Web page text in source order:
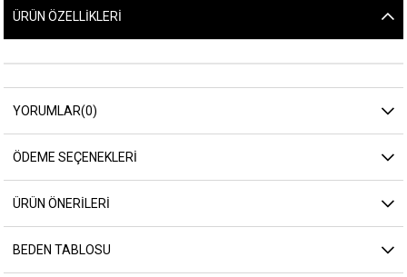
ÜRÜN ÖZELLIKLERI
YORUMLAR(0)
ÖDEME SEÇENEKLERI
ÜRÜN ÖNERILERI
BEDEN TABLOSU